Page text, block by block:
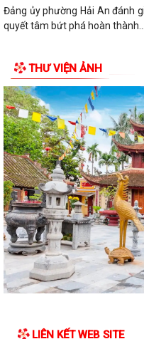
Đảng ủy phường Hải An đánh
quyết tâm bứt phá hoàn thành...
An chủ trì buổi tiếp công dân...
ĐIỂM CẦU PHƯỜNG HẢI AN
TRIỆT, TRIỂN KHAI THỰC HIỆN
THÔNG BÁO Về việc lựa chọn
Thực hiện chế độ báo cáo
giám sát, đánh giá đầu tư
QUYẾT ĐỊNH Phê duyệt
76 lô đất thuộc 03 ô đất N3,
50 SUẤT QUÀ ĐƯỢC TẬP
CHÍNH SÁCH, NGƯỜI CÓ CÔNG
THƯ VIỆN ẢNH
LIÊN KẾT WEB SITE